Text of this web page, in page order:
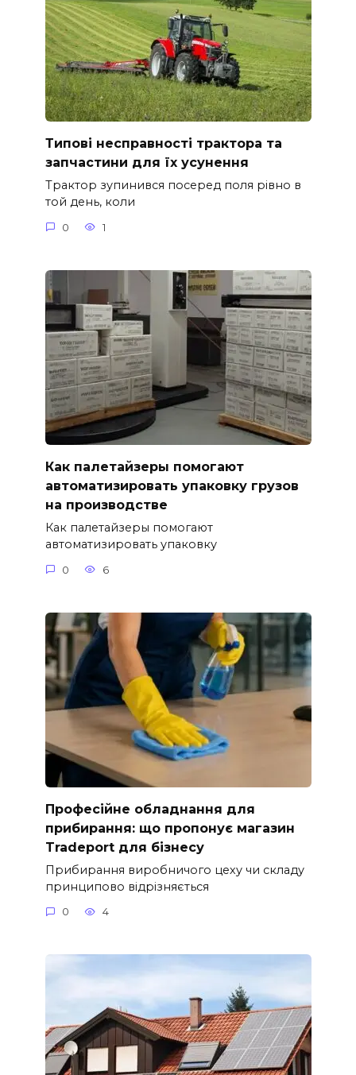
Типові несправності трактора та
запчастини для їх усунення
Трактор зупинився посеред поля рівно в
той день, коли
0 1
Как палетайзеры помогают
автоматизировать упаковку грузов
на производстве
Как палетайзеры помогают
автоматизировать упаковку
0 6
Професійне обладнання для
прибирання: що пропонує магазин
Tradeport для бізнесу
Прибирання виробничого цеху чи складу
принципово відрізняється
0 4